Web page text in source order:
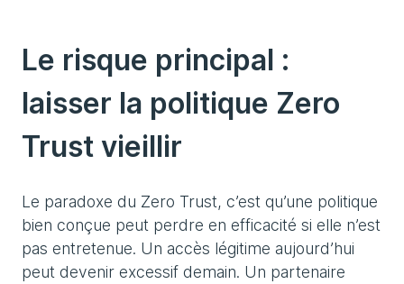
Le risque principal :
laisser la politique Zero
Trust vieillir
Le paradoxe du Zero Trust, c’est qu’une politique
bien conçue peut perdre en efficacité si elle n’est
pas entretenue. Un accès légitime aujourd’hui
peut devenir excessif demain. Un partenaire